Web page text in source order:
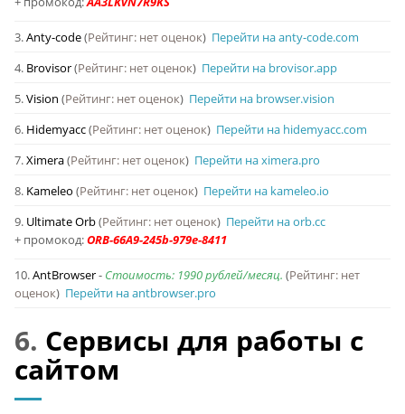
3.Anty-code(Рейтинг: нет оценок) Перейти на anty-code.com
4. Brovisor(Рейтинг: нет оценок) Перейти на brovisor.app
5.Vision (Рейтинг: нет оценок) Перейти на browser.vision
6. Hidemyacc(Рейтинг: нет оценок) Перейти на hidemyacc.com
7.Ximera(Рейтинг: нет оценок) Перейти на ximera.pro
8. Kameleo (Рейтинг: нет оценок) Перейти на kameleo.io
9. Ultimate Orb(Рейтинг: нет оценок) Перейти на orb.cc
+ промокод:
10.AntBrowser- Стоимость: 1990 рублей/месяц. (Рейтинг: нет
оценок) Перейти на antbrowser.pro
6. Сервисы для работы с
сайтом